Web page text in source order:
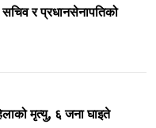
सचिव र प्रधानसेनापतिको
मृत्यु, ६ जना घाइते